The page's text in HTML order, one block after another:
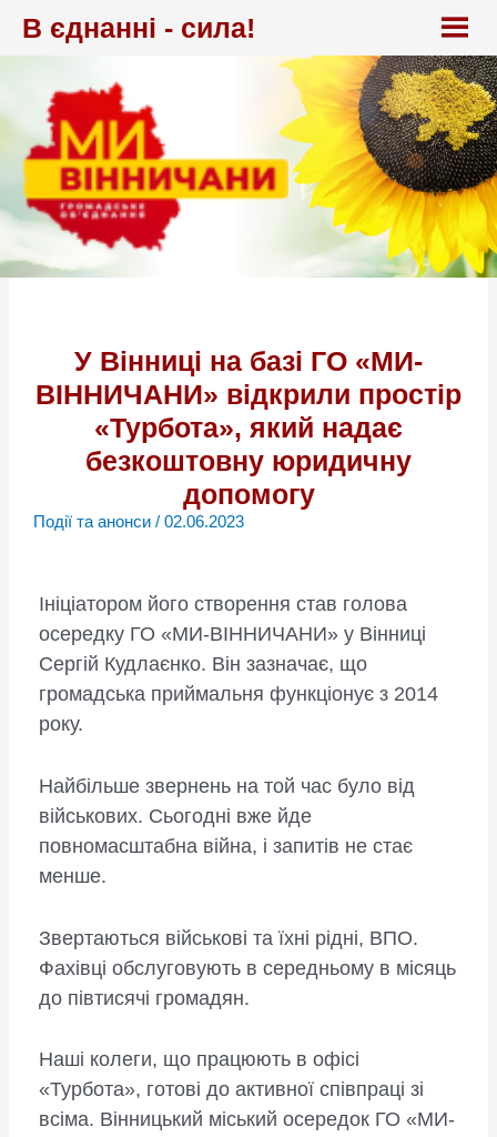
В єднанні - сила!
У Вінниці на базі ГО «МИ-
ВІННИЧАНИ» відкрили простір
«Турбота», який надає
безкоштовну юридичну
допомогу
Події та анонси/ 02.06.2023
Ініціатором його створення став голова
осередку ГО «МИ-ВІННИЧАНИ» у Вінниці
Сергій Кудлаєнко. Він зазначає, що
громадська приймальня функціонує з 2014
року.
Найбільше звернень на той час було від
військових. Сьогодні вже йде
повномасштабна війна, і запитів не стає
менше.
Звертаються військові та їхні рідні, ВПО.
Фахівці обслуговують в середньому в місяць
до півтисячі громадян.
Наші колеги, що працюють в офісі
«Турбота», готові до активної співпраці зі
всіма. Вінницький міський осередок ГО «МИ-